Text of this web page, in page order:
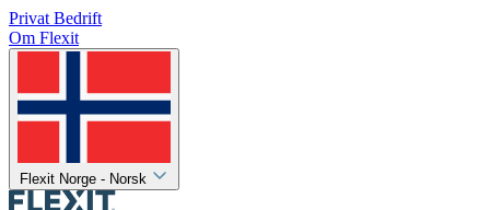
Privat Bedrift
Om Flexit
Flexit Norge - Norsk